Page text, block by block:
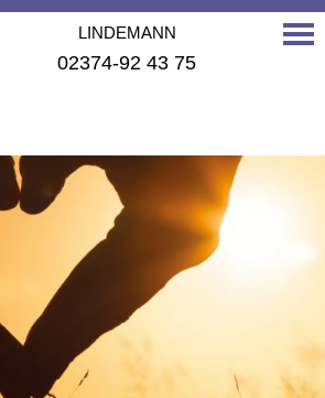
LANGENSCHWARZ
02371-24 068
MOTZ
02371- 25 192